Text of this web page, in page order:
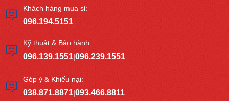
Khách hàng mua sỉ:
096.194.5151
Kỹ thuật & Bảo hành:
096.139.1551|096.239.1551
Góp ý & Khiếu nại:
038.871.8871|093.466.8811